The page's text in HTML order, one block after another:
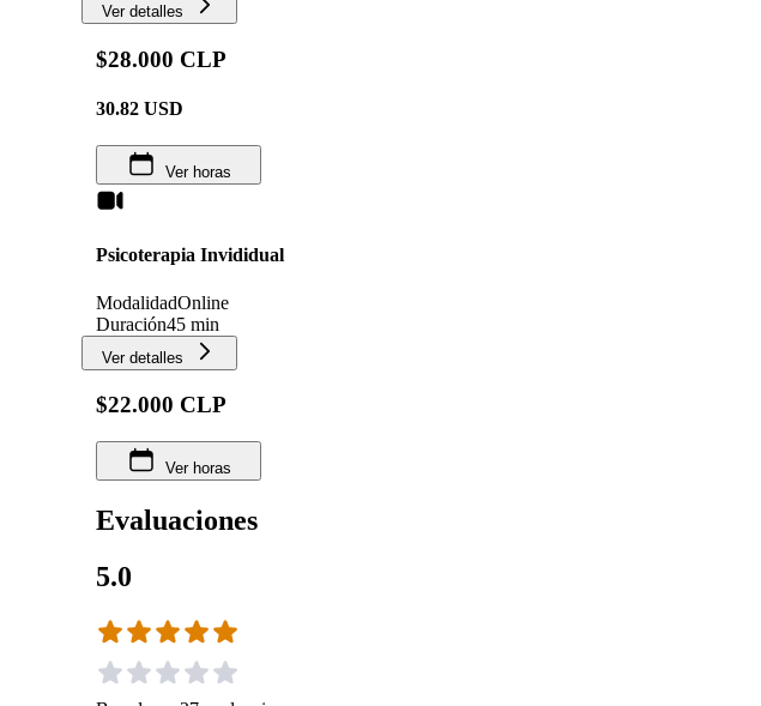
Ver detalles
$28.000 CLP
30.82 USD
Ver horas
Psicoterapia Invididual
ModalidadOnline
Duración45 min
Ver detalles
$22.000 CLP
Ver horas
Evaluaciones
5.0